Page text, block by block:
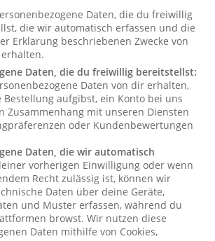
Daten, die du freiwillig
die wir automatisch erfassen und die
Erklärung beschriebenen Zwecke von
Daten, die du freiwillig bereitstellst:
Daten von dir erhalten,
aufgibst, ein Konto bei uns
Zusammenhang mit unseren Diensten
oder Kundenbewertungen
Daten, die wir automatisch
vorherigen Einwilligung oder wenn
Recht zulässig ist, können wir
Daten über deine Geräte,
und Muster erfassen, während du
browst. Wir nutzen diese
Daten mithilfe von Cookies,